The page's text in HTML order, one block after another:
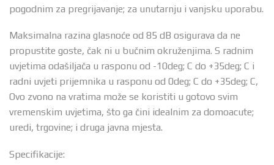
pogodnim za pregrijavanje; za unutarnju i vanjsku uporabu.
Maksimalna razina glasnoće od 85 dB osigurava da ne
propustite goste, čak ni u bučnim okruženjima. S radnim
uvjetima odašiljača u rasponu od -10deg; C do +35deg; C i
radni uvjeti prijemnika u rasponu od 0deg; C do +35deg; C,
Ovo zvono na vratima može se koristiti u gotovo svim
vremenskim uvjetima, što ga čini idealnim za domoacute;
uredi, trgovine; i druga javna mjesta.
Specifikacije: